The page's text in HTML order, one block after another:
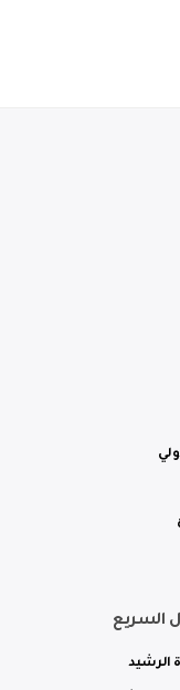
السريع
الرشيد